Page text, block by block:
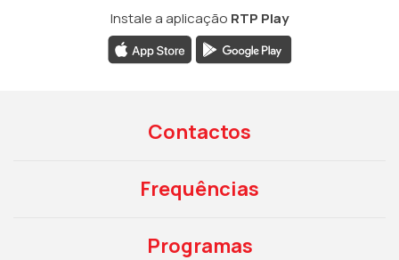
Instale a aplicação RTP Play
Contactos
Frequências
Programas